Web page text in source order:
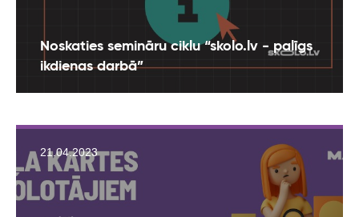
Noskaties semināru ciklu “skolo.lv - palīgs
ikdienas darbā”
21.04.2023